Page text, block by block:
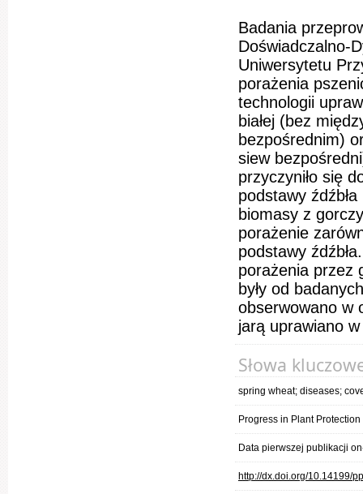
Badania
Doświadczalno-
Uniwersytetu
porażenia
technologii
białej (bez
bezpośrednim)
siew
przyczyniło się
podstawy
biomasy z
porażenie
podstawy
porażenia przez
były od
obserwowano w
jarą uprawiano
Słowa
spring wheat; diseases;
Progress in Plant
Data pierwszej publikacji
http://dx.doi.org/10.14199/